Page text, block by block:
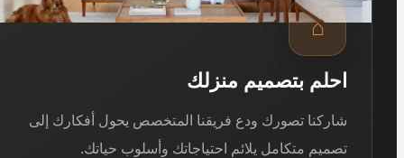
⌂
احلم بتصميم منزلك
شاركنا تصورك ودع فريقنا المتخصص يحول أفكارك إلى
تصميم متكامل يلائم احتياجاتك وأسلوب حياتك.